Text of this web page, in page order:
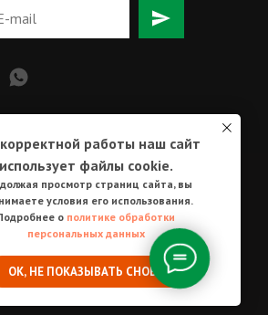
работы наш сайт
использует файлы cookie.
просмотр страниц сайта, вы
условия его использования.
о политике обработки
персональных данных
ОК, НЕ ПОКАЗЫВАТЬ СНОВА